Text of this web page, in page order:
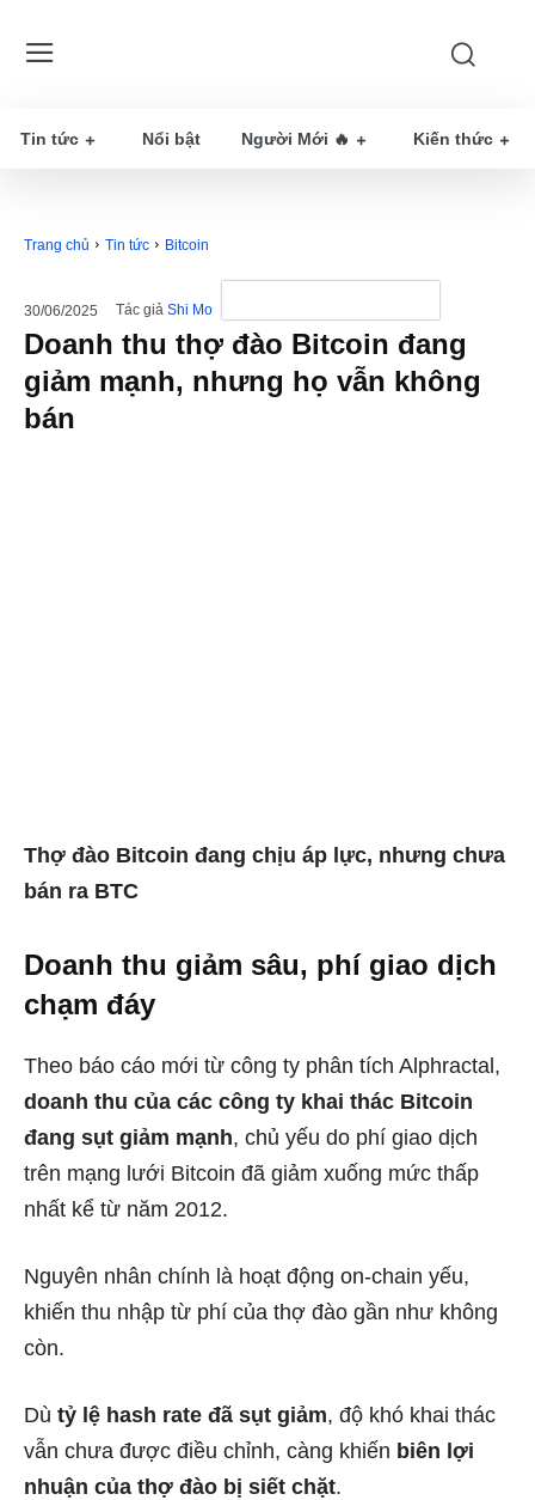
Tin tức Nổi bật Người Mới 🔥 Kiến thức
Trang chủ Tin tức Bitcoin
30/06/2025 Tác giả Shi Mo
Doanh thu thợ đào Bitcoin đang
giảm mạnh, nhưng họ vẫn không
bán
Thợ đào Bitcoin đang chịu áp lực, nhưng chưa
bán ra BTC
Doanh thu giảm sâu, phí giao dịch
chạm đáy
Theo báo cáo mới từ công ty phân tích Alphractal,
doanh thu của các công ty khai thác Bitcoin
đang sụt giảm mạnh, chủ yếu do phí giao dịch
trên mạng lưới Bitcoin đã giảm xuống mức thấp
nhất kể từ năm 2012.
Nguyên nhân chính là hoạt động on-chain yếu,
khiến thu nhập từ phí của thợ đào gần như không
còn.
Dù tỷ lệ hash rate đã sụt giảm, độ khó khai thác
vẫn chưa được điều chỉnh, càng khiến biên lợi
nhuận của thợ đào bị siết chặt.